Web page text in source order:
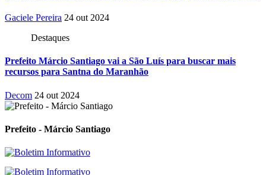
Gaciele Pereira 24 out 2024
Destaques
Prefeito Márcio Santiago vai a São Luís para buscar mais
recursos para Santna do Maranhão
Decom 24 out 2024
Prefeito - Márcio Santiago